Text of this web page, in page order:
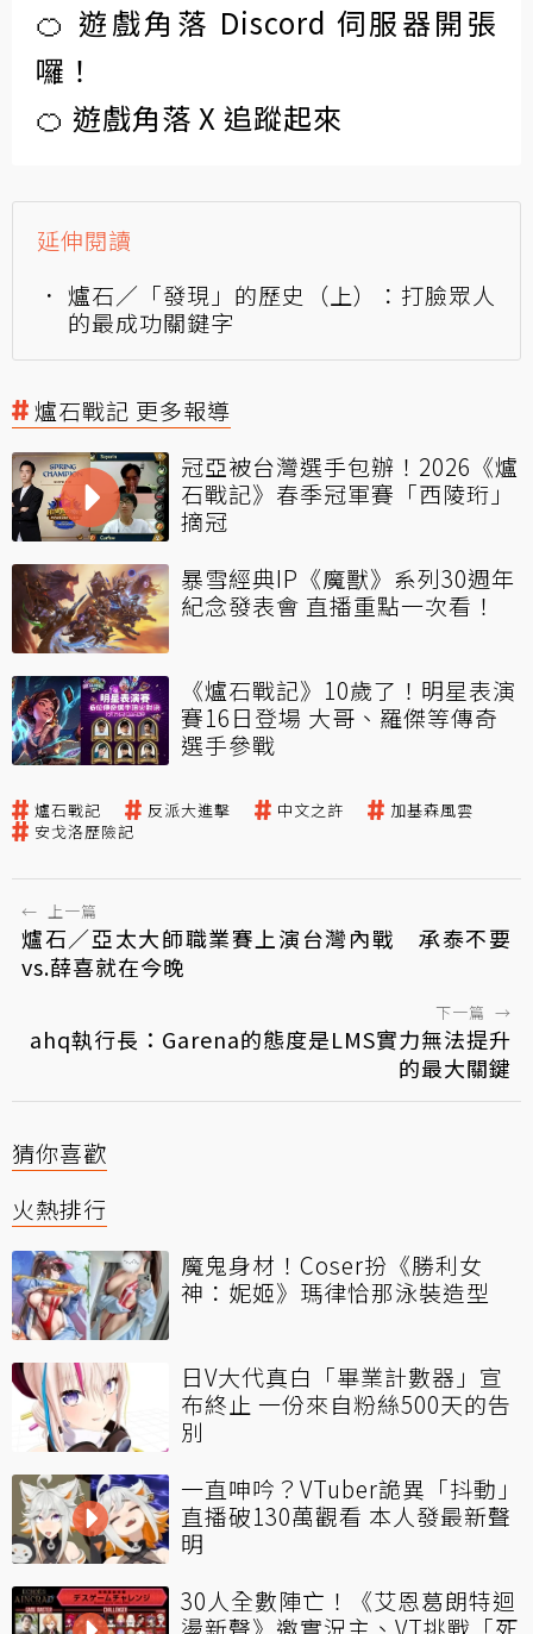
🍊 遊戲角落 Discord 伺服器開張
囉！
🍊 遊戲角落 X 追蹤起來
延伸閱讀
爐石／「發現」的歷史（上）：打臉眾人
的最成功關鍵字
爐石戰記 更多報導
冠亞被台灣選手包辦！2026《爐
石戰記》春季冠軍賽「西陵珩」
摘冠
暴雪經典IP《魔獸》系列30週年
紀念發表會 直播重點一次看！
《爐石戰記》10歲了！明星表演
賽16日登場 大哥、羅傑等傳奇
選手參戰
爐石戰記 反派大進擊 中文之許
加基森風雲
安戈洛歷險記
← 上一篇
爐石／亞太大師職業賽上演台灣內戰 承泰不要
vs.薛喜就在今晚
下一篇 →
ahq執行長：Garena的態度是LMS實力無法提升
的最大關鍵
猜你喜歡
火熱排行
魔鬼身材！Coser扮《勝利女
神：妮姬》瑪律恰那泳裝造型
日V大代真白「畢業計數器」宣
布終止 一份來自粉絲500天的告
別
一直呻吟？VTuber詭異「抖動」
直播破130萬觀看 本人發最新聲
明
30人全數陣亡！《艾恩葛朗特迴